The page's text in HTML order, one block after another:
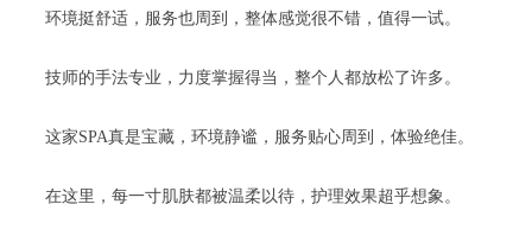
环境挺舒适，服务也周到，整体感觉很不错，值得一试。
技师的手法专业，力度掌握得当，整个人都放松了许多。
这家SPA真是宝藏，环境静谧，服务贴心周到，体验绝佳。
在这里，每一寸肌肤都被温柔以待，护理效果超乎想象。